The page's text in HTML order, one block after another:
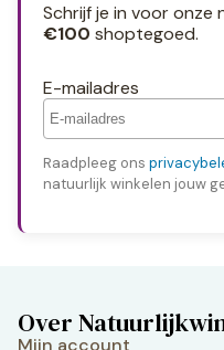
Schrijf je in voor onze
€100 shoptegoed.
E-mailadres
Raadpleeg ons
natuurlijk winkelen jouw
Over